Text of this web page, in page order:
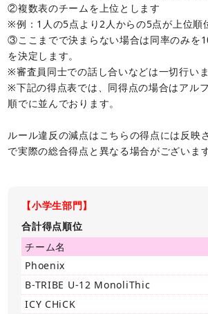
②複数表のチームを上位とします
※例：1人の5点より2人からの5点が上位順
③ここまでで決まらない場合は同率のみを
を決定します。
※審査員同士での話し合いなどは一切行いま
※下記の得点表では、同得点の場合はアル
順でに並んでおります。
ルール違反の減点はこちらの得点には反映
で実際の総合得点と異なる場合がございます
【小学生部門】
合計得点順位
チーム名
Phoenix
B-TRIBE U-12 MonoliThic
ICY CHiCK